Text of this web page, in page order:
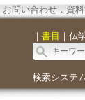
お問い合わせ． 資
｜ 書目 ｜ 仏
検索システ